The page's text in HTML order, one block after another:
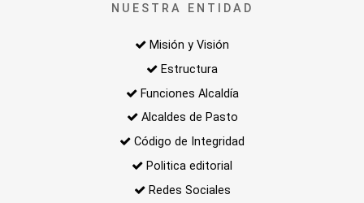
NUESTRA ENTIDAD
Misión y Visión
Estructura
Funciones Alcaldía
Alcaldes de Pasto
Código de Integridad
Politica editorial
Redes Sociales